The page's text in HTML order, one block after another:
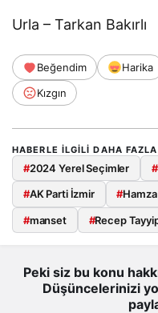
Urla – Tarkan Bakırlı
Beğendim Harika
Kızgın
HABERLE ILGILI DAHA
#2024 Yerel Seçimler #
#AK Parti İzmir #
#manset #Recep
Peki siz bu konu
Düşüncelerinizi